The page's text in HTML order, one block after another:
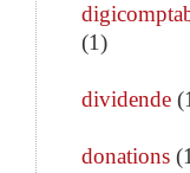
(1)
dividende (1
donations (1